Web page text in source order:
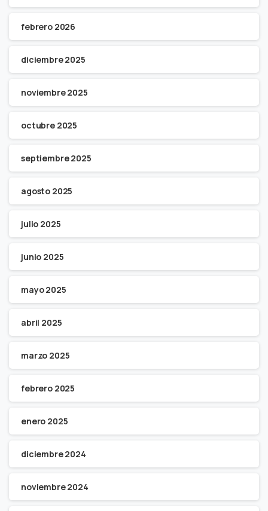
febrero 2026
diciembre 2025
noviembre 2025
octubre 2025
septiembre 2025
agosto 2025
julio 2025
junio 2025
mayo 2025
abril 2025
marzo 2025
febrero 2025
enero 2025
diciembre 2024
noviembre 2024